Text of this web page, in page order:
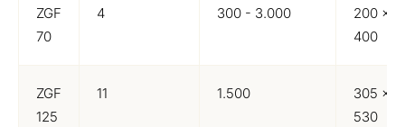
ZGF
70
4 300 - 3.000
200 x
400
ZGF
125
11 1.500
305 x
530